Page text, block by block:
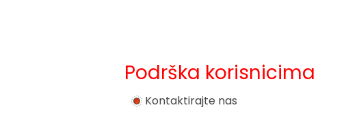
Podrška korisnicima
Kontaktirajte nas